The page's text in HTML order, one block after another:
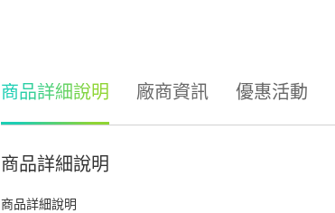
商品詳細說明 廠商資訊 優惠活動
商品詳細說明
商品詳細說明